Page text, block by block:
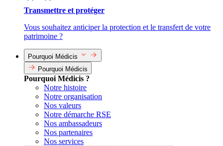
Transmettre et protéger
Vous souhaitez anticiper la protection et le transfert de votre
patrimoine ?
Pourquoi Médicis
Pourquoi Médicis
Pourquoi Médicis ?
Notre histoire
Notre organisation
Nos valeurs
Notre démarche RSE
Nos ambassadeurs
Nos partenaires
Nos services